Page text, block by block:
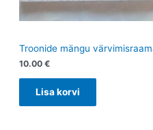
Troonide mängu
10.00 €
Lisa korvi